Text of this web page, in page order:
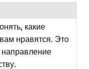
какие
нравятся. Это
направление